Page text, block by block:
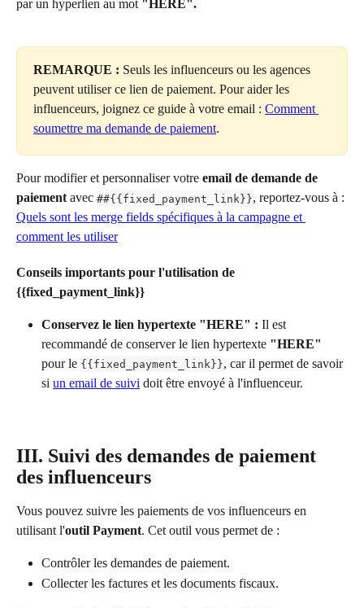
par un hyperlien au mot "HERE".
REMARQUE : Seuls les influenceurs ou les agences
peuvent utiliser ce lien de paiement. Pour aider les
influenceurs, joignez ce guide à votre email : Comment
soumettre ma demande de paiement.
Pour modifier et personnaliser votre email de demande de
paiement avec ##{{fixed_payment_link}}, reportez-vous à :
Quels sont les merge fields spécifiques à la campagne et
comment les utiliser
Conseils importants pour l'utilisation de
{{fixed_payment_link}}
Conservez le lien hypertexte "HERE" : Il est
recommandé de conserver le lien hypertexte "HERE"
pour le {{fixed_payment_link}}, car il permet de savoir
si un email de suivi doit être envoyé à l'influenceur.
III. Suivi des demandes de paiement
des influenceurs
Vous pouvez suivre les paiements de vos influenceurs en
utilisant l'outil Payment. Cet outil vous permet de :
Contrôler les demandes de paiement.
Collecter les factures et les documents fiscaux.